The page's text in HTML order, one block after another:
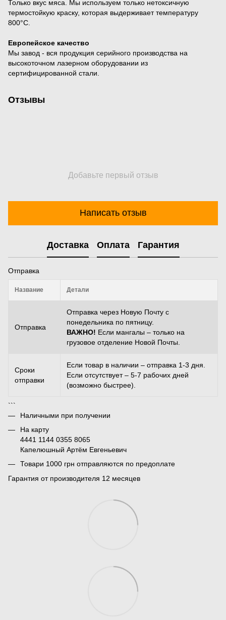
Только вкус мяса. Мы используем только нетоксичную
термостойкую краску, которая выдерживает температуру
800°С.
Европейское качество
Мы завод - вся продукция серийного производства на
высокоточном лазерном оборудовании из
сертифицированной стали.
Отзывы
Добавьте первый отзыв
Написать отзыв
Доставка Оплата Гарантия
Отправка
Название Детали
Отправка
Отправка через Новую Почту с
понедельника по пятницу.
ВАЖНО! Если мангалы – только на
грузовое отделение Новой Почты.
Сроки
отправки
Если товар в наличии – отправка 1-3 дня.
Если отсутствует – 5-7 рабочих дней
(возможно быстрее).
```
Наличными при получении
На карту
4441 1144 0355 8065
Капелюшный Артём Евгеньевич
Товари 1000 грн отправляются по предоплате
Гарантия от производителя 12 месяцев